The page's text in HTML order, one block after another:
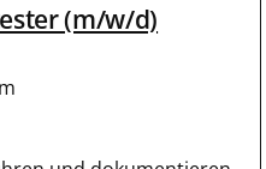
(m/w/d)